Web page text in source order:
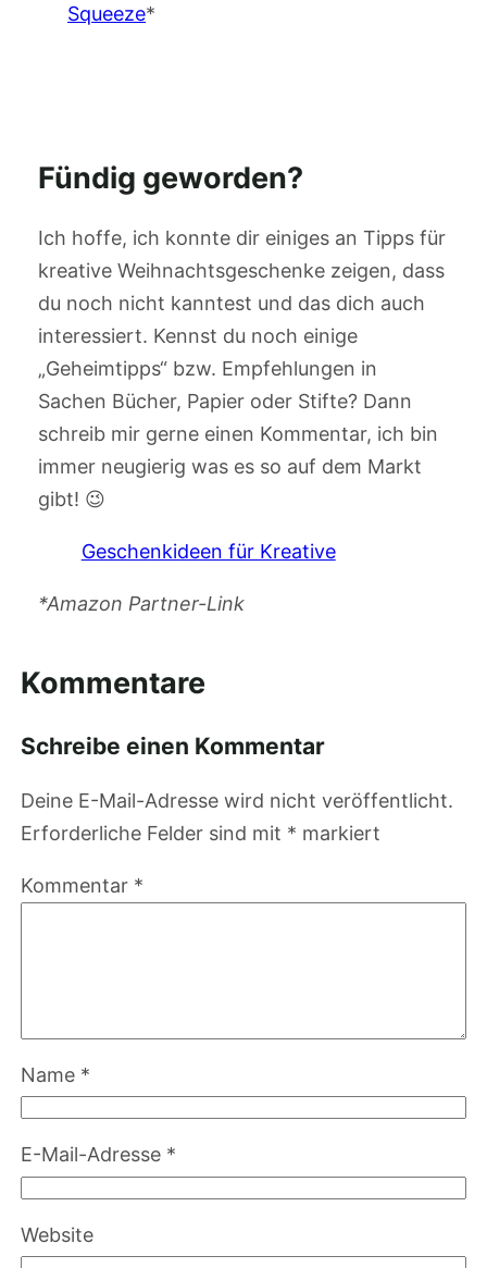
Squeeze*
Fündig geworden?
Ich hoffe, ich konnte dir einiges an Tipps für
kreative Weihnachtsgeschenke zeigen, dass
du noch nicht kanntest und das dich auch
interessiert. Kennst du noch einige
„Geheimtipps“ bzw. Empfehlungen in
Sachen Bücher, Papier oder Stifte? Dann
schreib mir gerne einen Kommentar, ich bin
immer neugierig was es so auf dem Markt
gibt! 😉
Geschenkideen für Kreative
*Amazon Partner-Link
Kommentare
Schreibe einen Kommentar
Deine E-Mail-Adresse wird nicht veröffentlicht.
Erforderliche Felder sind mit * markiert
Kommentar *
Name *
E-Mail-Adresse *
Website